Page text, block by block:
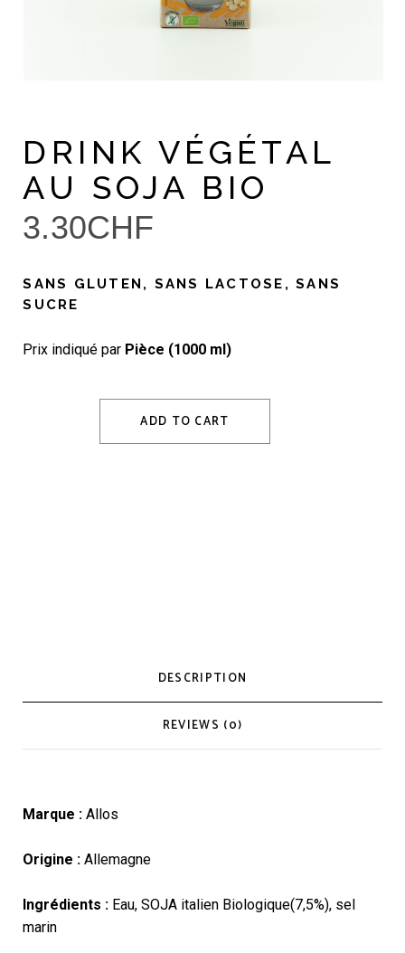
DRINK VÉGÉTAL
AU SOJA BIO
3.30CHF
SANS GLUTEN, SANS LACTOSE, SANS
SUCRE
Prix indiqué par Pièce (1000 ml)
ADD TO CART
DESCRIPTION
REVIEWS (0)
Marque :Allos
Origine :Allemagne
Ingrédients : Eau, SOJA italien Biologique(7,5%), sel
marin